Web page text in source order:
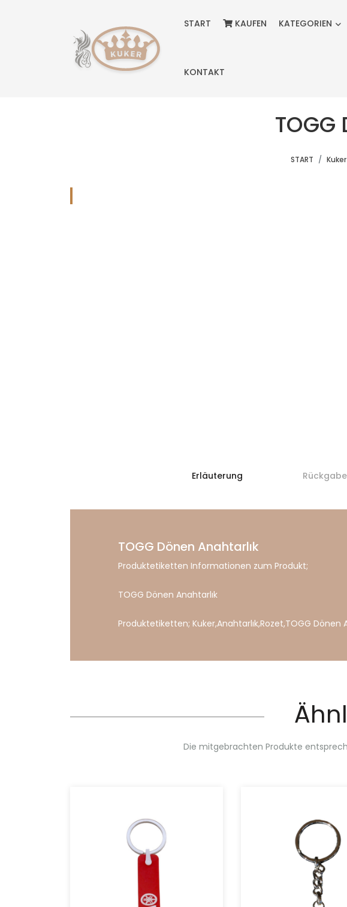
START KAUFEN KATEGORIEN
KONTAKT
START Kuker
Erläuterung
TOGG Dönen Anahtarlık
Produktetiketten Informationen zum Produkt;
TOGG Dönen Anahtarlık
Produktetiketten; Kuker,Anahtarlık,Rozet,TOGG Dönen
Die mitgebrachten Produkte